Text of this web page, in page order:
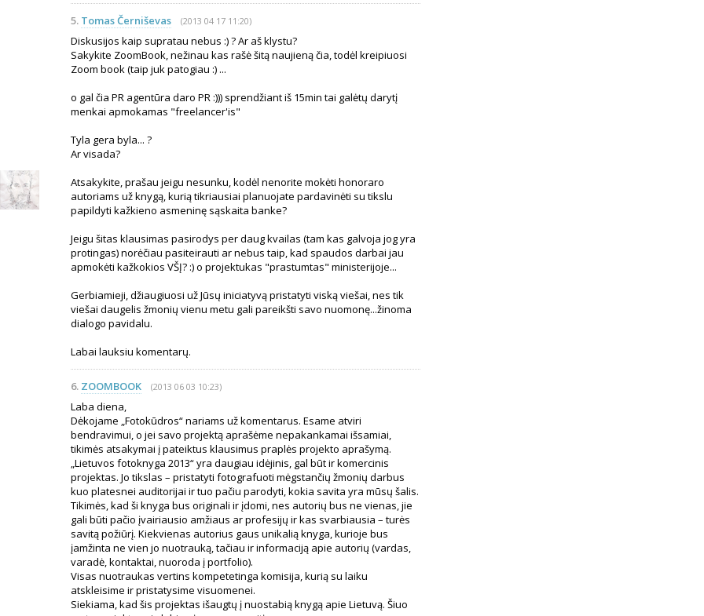
5. Tomas Černiševas (2013 04 17 11:20)
Diskusijos kaip supratau nebus :) ? Ar aš klystu?
Sakykite ZoomBook, nežinau kas rašė šitą naujieną čia, todėl kreipiuosi
Zoom book (taip juk patogiau :) ...
o gal čia PR agentūra daro PR :))) sprendžiant iš 15min tai galėtų darytį
menkai apmokamas "freelancer'is"
Tyla gera byla... ?
Ar visada?
Atsakykite, prašau jeigu nesunku, kodėl nenorite mokėti honoraro
autoriams už knygą, kurią tikriausiai planuojate pardavinėti su tikslu
papildyti kažkieno asmeninę sąskaita banke?
Jeigu šitas klausimas pasirodys per daug kvailas (tam kas galvoja jog yra
protingas) norėčiau pasiteirauti ar nebus taip, kad spaudos darbai jau
apmokėti kažkokios VŠĮ? :) o projektukas "prastumtas" ministerijoje...
Gerbiamieji, džiaugiuosi už Jūsų iniciatyvą pristatyti viską viešai, nes tik
viešai daugelis žmonių vienu metu gali pareikšti savo nuomonę...žinoma
dialogo pavidalu.
Labai lauksiu komentarų.
6. ZOOMBOOK (2013 06 03 10:23)
Laba diena,
Dėkojame „Fotokūdros“ nariams už komentarus. Esame atviri
bendravimui, o jei savo projektą aprašėme nepakankamai išsamiai,
tikimės atsakymai į pateiktus klausimus praplės projekto aprašymą.
„Lietuvos fotoknyga 2013“ yra daugiau idėjinis, gal būt ir komercinis
projektas. Jo tikslas – pristatyti fotografuoti mėgstančių žmonių darbus
kuo platesnei auditorijai ir tuo pačiu parodyti, kokia savita yra mūsų šalis.
Tikimės, kad ši knyga bus originali ir įdomi, nes autorių bus ne vienas, jie
gali būti pačio įvairiausio amžiaus ar profesijų ir kas svarbiausia – turės
savitą požiūrį. Kiekvienas autorius gaus unikalią knyga, kurioje bus
įamžinta ne vien jo nuotrauką, tačiau ir informaciją apie autorių (vardas,
varadė, kontaktai, nuoroda į portfolio).
Visas nuotraukas vertins kompetetinga komisija, kurią su laiku
atskleisime ir pristatysime visuomenei.
Siekiama, kad šis projektas išaugtų į nuostabią knygą apie Lietuvą. Šiuo